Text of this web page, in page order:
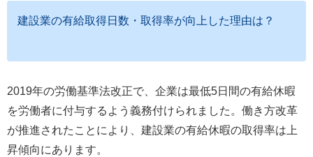
建設業の有給取得日数・取得率が向上した理由は？
2019年の労働基準法改正で、企業は最低5日間の有給休暇
を労働者に付与するよう義務付けられました。働き方改革
が推進されたことにより、建設業の有給休暇の取得率は上
昇傾向にあります。